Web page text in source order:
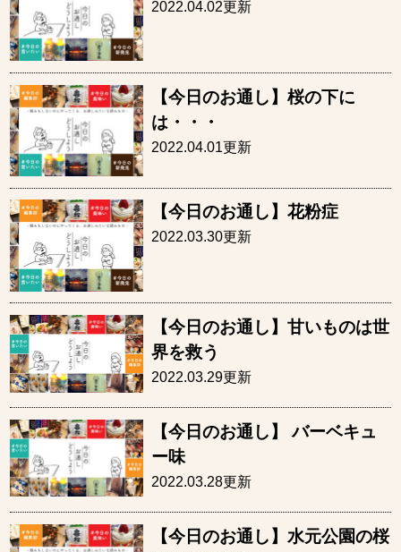
2022.04.02更新
【今日のお通し】桜の下に
は・・・
2022.04.01更新
【今日のお通し】花粉症
2022.03.30更新
【今日のお通し】甘いものは世
界を救う
2022.03.29更新
【今日のお通し】 バーベキュ
ー味
2022.03.28更新
【今日のお通し】水元公園の桜